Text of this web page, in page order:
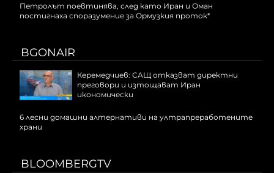
Петролът поевтинява, след като Иран и Оман
постигнаха споразумение за Ормузкия проток*
BGONAIR
Керемедчиев: САЩ отказват директни
преговори и изтощават Иран
икономически
6 лесни домашни алтернативи на ултрапреработените
храни
BLOOMBERGTV